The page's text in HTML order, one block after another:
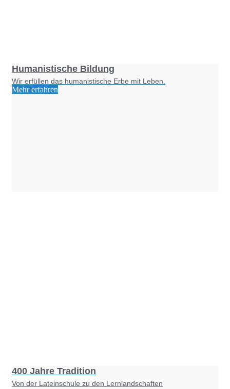
Humanistische Bildung
Wir erfüllen das humanistische Erbe mit Leben.
Mehr erfahren
400 Jahre Tradition
Von der Lateinschule zu den Lernlandschaften